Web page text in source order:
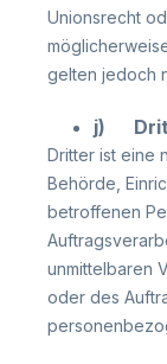
Unionsrecht
gelten jedoch
j)
Dritter ist eine
Behörde,
betroffenen
unmittelbaren
oder des